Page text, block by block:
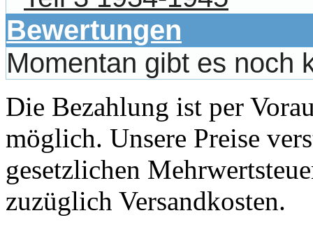
Bewertungen
Momentan gibt es noch
Die Bezahlung ist per
möglich. Unsere Preise
gesetzlichen
zuzüglich Versandkosten.